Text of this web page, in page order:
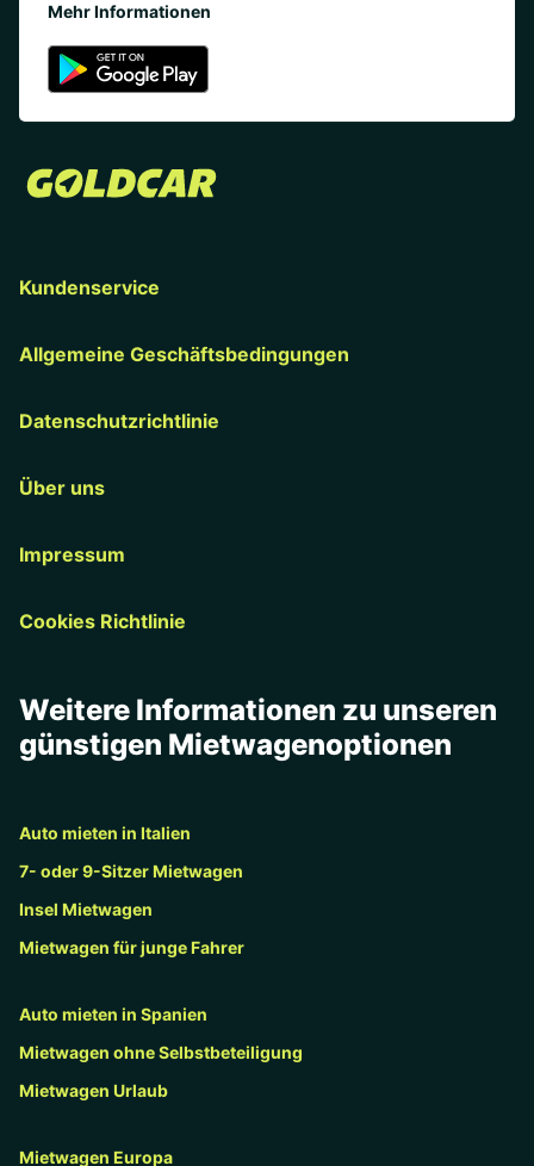
Mehr Informationen
Kundenservice
Allgemeine Geschäftsbedingungen
Datenschutzrichtlinie
Über uns
Impressum
Cookies Richtlinie
Weitere Informationen zu unseren
günstigen Mietwagenoptionen
Auto mieten in Italien
7- oder 9-Sitzer Mietwagen
Insel Mietwagen
Mietwagen für junge Fahrer
Auto mieten in Spanien
Mietwagen ohne Selbstbeteiligung
Mietwagen Urlaub
Mietwagen Europa